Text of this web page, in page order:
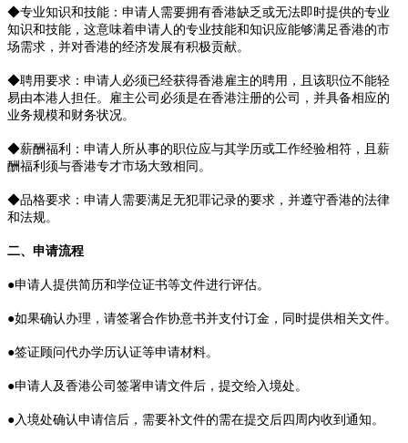
◆专业知识和技能：申请人需要拥有香港缺乏或无法即时提供的专业
知识和技能，这意味着申请人的专业技能和知识应能够满足香港的市
场需求，并对香港的经济发展有积极贡献。
◆聘用要求：申请人必须已经获得香港雇主的聘用，且该职位不能轻
易由本港人担任。雇主公司必须是在香港注册的公司，并具备相应的
业务规模和财务状况。
◆薪酬福利：申请人所从事的职位应与其学历或工作经验相符，且薪
酬福利须与香港专才市场大致相同。
◆品格要求：申请人需要满足无犯罪记录的要求，并遵守香港的法律
和法规。
二、申请流程
●申请人提供简历和学位证书等文件进行评估。
●如果确认办理，请签署合作协意书并支付订金，同时提供相关文件。
●签证顾问代办学历认证等申请材料。
●申请人及香港公司签署申请文件后，提交给入境处。
●入境处确认申请信后，需要补文件的需在提交后四周内收到通知。